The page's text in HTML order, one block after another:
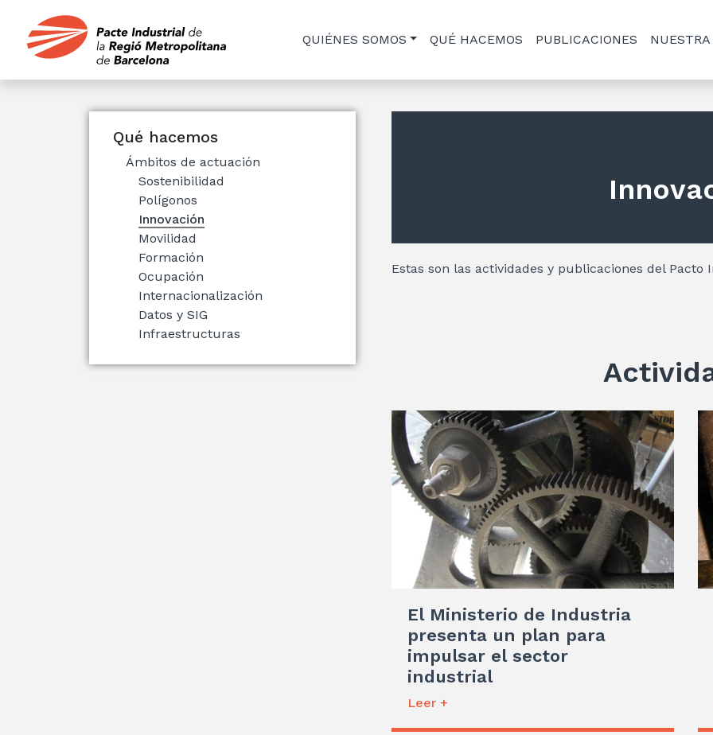
QUIÉNES SOMOS QUÉ HACEMOS PUBLICACIONES NUESTRA
Qué hacemos
Ámbitos de actuación
Sostenibilidad
Polígonos
Innovación
Movilidad
Formación
Ocupación
Internacionalización
Datos y SIG
Infraestructuras
Estas son las actividades y publicaciones del Pacto
El Ministerio de Industria
presenta un plan para
impulsar el sector
industrial
Leer +